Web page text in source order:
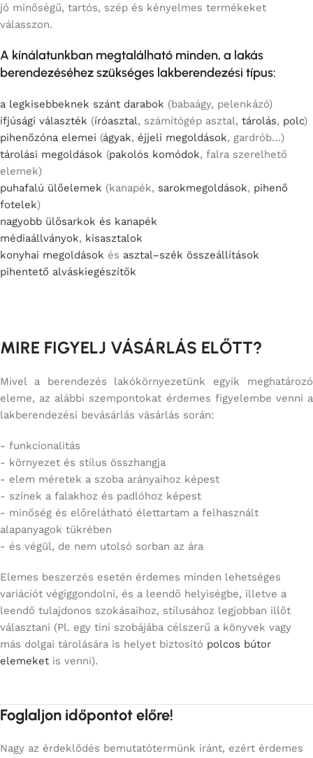
jó minőségű, tartós, szép és kényelmes termékeket
válasszon.
A kínálatunkban megtalálható minden, a lakás
berendezéséhez szükséges lakberendezési típus:
a legkisebbeknek szánt darabok (babaágy, pelenkázó)
ifjúsági választék (íróasztal, számítógép asztal, tárolás, polc)
pihenőzóna elemei (ágyak, éjjeli megoldások, gardrób…)
tárolási megoldások (pakolós komódok, falra szerelhető
elemek)
puhafalú ülőelemek (kanapék, sarokmegoldások, pihenő
fotelek)
nagyobb ülősarkok és kanapék
médiaállványok, kisasztalok
konyhai megoldások és asztal–szék összeállítások
pihentető alváskiegészítők
MIRE FIGYELJ VÁSÁRLÁS ELŐTT?
Mivel a berendezés lakókörnyezetünk egyik meghatározó
eleme, az alábbi szempontokat érdemes figyelembe venni a
lakberendezési bevásárlás vásárlás során:
- funkcionalitás
- környezet és stílus összhangja
- elem méretek a szoba arányaihoz képest
- színek a falakhoz és padlóhoz képest
- minőség és előrelátható élettartam a felhasznált
alapanyagok tükrében
- és végül, de nem utolsó sorban az ára
Elemes beszerzés esetén érdemes minden lehetséges
variációt végiggondolni, és a leendő helyiségbe, illetve a
leendő tulajdonos szokásaihoz, stílusához legjobban illőt
választani (Pl. egy tini szobájába célszerű a könyvek vagy
más dolgai tárolására is helyet biztosító polcos bútor
elemeket is venni).
Foglaljon időpontot előre!
Nagy az érdeklődés bemutatótermünk iránt, ezért érdemes